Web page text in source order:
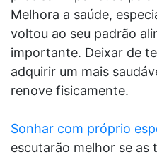
Melhora a saúde,
voltou ao seu padrão
importante. Deixar de
adquirir um mais
renove fisicamente.
Sonhar com próprio
escutarão melhor se as